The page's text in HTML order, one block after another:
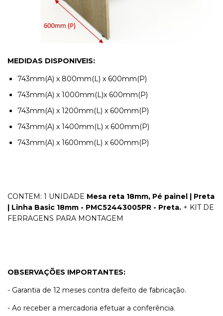
MEDIDAS DISPONIVEIS:
743mm(A) x 800mm(L) x 600mm(P)
743mm(A) x 1000mm(L)x 600mm(P)
743mm(A) x 1200mm(L) x 600mm(P)
743mm(A) x 1400mm(L) x 600mm(P)
743mm(A) x 1600mm(L) x 600mm(P)
CONTEM: 1 UNIDADE Mesa reta 18mm, Pé painel | Preta
| Linha Basic 18mm - PMC52443005PR - Preta. + KIT DE
FERRAGENS PARA MONTAGEM
OBSERVAÇÕES IMPORTANTES:
- Garantia de 12 meses contra defeito de fabricação.
- Ao receber a mercadoria efetuar a conferência.